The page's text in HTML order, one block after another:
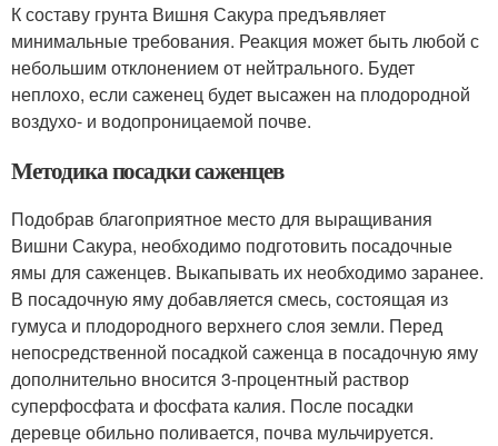
К составу грунта Вишня Сакура предъявляет
минимальные требования. Реакция может быть любой с
небольшим отклонением от нейтрального. Будет
неплохо, если саженец будет высажен на плодородной
воздухо- и водопроницаемой почве.
Методика посадки саженцев
Подобрав благоприятное место для выращивания
Вишни Сакура, необходимо подготовить посадочные
ямы для саженцев. Выкапывать их необходимо заранее.
В посадочную яму добавляется смесь, состоящая из
гумуса и плодородного верхнего слоя земли. Перед
непосредственной посадкой саженца в посадочную яму
дополнительно вносится 3-процентный раствор
суперфосфата и фосфата калия. После посадки
деревце обильно поливается, почва мульчируется.